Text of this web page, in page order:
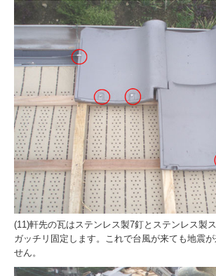
(11)軒先の瓦はステンレス製7釘とステンレス製
ガッチリ固定します。これで台風が来ても地震
せん。